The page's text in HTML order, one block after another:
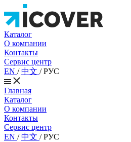
Каталог
О компании
Контакты
Сервис центр
EN /中文 /РУС
Главная
Каталог
О компании
Контакты
Сервис центр
EN /中文 /РУС